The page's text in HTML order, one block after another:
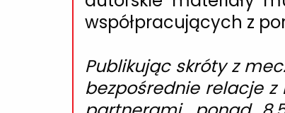
współpracujących z
Publikując skróty z
bezpośrednie relacje